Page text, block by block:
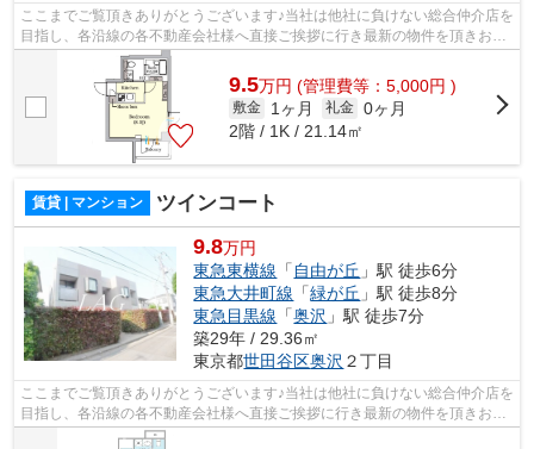
ここまでご覧頂きありがとうございます♪当社は他社に負けない総合仲介店を
目指し、各沿線の各不動産会社様へ直接ご挨拶に行き最新の物件を頂きお客
様へ提供しております！最新の情報は...
9.5万円 (管理費等：5,000円 )
敷金 1ヶ月 礼金 0ヶ月
2階 / 1K / 21.14㎡
賃貸 | マンション ツインコート
9.8万円
東急東横線 「 自由が丘 」駅 徒歩6分
東急大井町線 「緑が丘 」駅 徒歩8分
東急目黒線 「奥沢 」駅 徒歩7分
築29年 / 29.36㎡
東京都世田谷区奥沢 ２丁目
ここまでご覧頂きありがとうございます♪当社は他社に負けない総合仲介店を
目指し、各沿線の各不動産会社様へ直接ご挨拶に行き最新の物件を頂きお客
様へ提供しております！最新の情報は...